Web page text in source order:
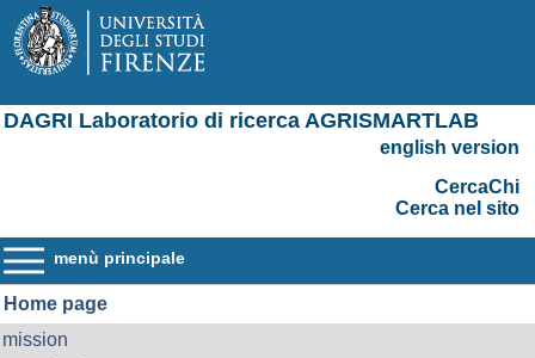
DAGRI Laboratorio di ricerca AGRISMARTLAB
english version
CercaChi
Cerca nel sito
menù principale
Home page
mission